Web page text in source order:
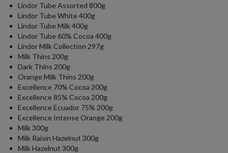
Lindor Tube Assorted 800g
Lindor Tube White 400g
Lindor Tube Milk 400g
Lindor Tube 60% Cocoa 400g
Lindor Milk Collection 297g
Milk Thins 200g
Dark Thins 200g
Orange Milk Thins 200g
Excellence 70% Cocoa 200g
Excellence 85% Cocoa 200g
Excellence Ecuador 75% 200g
Excellence Intense Orange 200g
Milk 300g
Milk Raisin Hazelnut 300g
Milk Hazelnut 300g